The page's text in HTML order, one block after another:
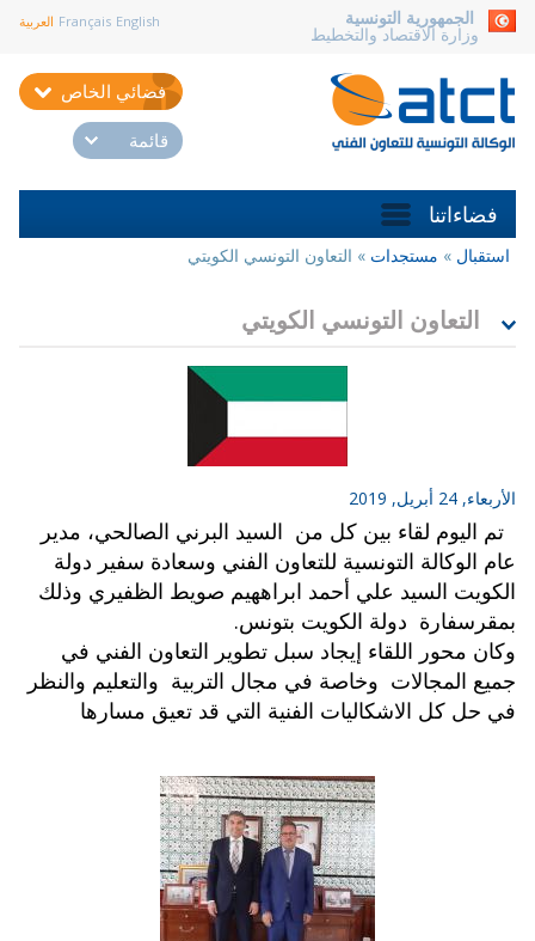
الجمهورية التونسية
وزارة الاقتصاد والتخطيط
Français English العربية
فضائي الخاص
قائمة
فضاءاتنا
أنت
استقبال » مستجدات » التعاون التونسي الكويتي
التعاون التونسي الكويتي
الأربعاء, 24 أبريل, 2019
تم اليوم لقاء بين كل من السيد البرني الصالحي، مدير
عام الوكالة التونسية للتعاون الفني وسعادة سفير دولة
الكويت السيد علي أحمد ابراههيم صويط الظفيري وذلك
بمقرسفارة دولة الكويت بتونس.
وكان محور اللقاء إيجاد سبل تطوير التعاون الفني في
جميع المجالات وخاصة في مجال التربية والتعليم والنظر
في حل كل الاشكاليات الفنية التي قد تعيق مسارها